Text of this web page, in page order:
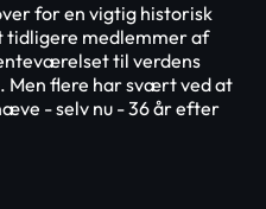
for en vigtig historisk
medlemmer af
til verdens
Men flere har svært ved at
- selv nu - 36 år efter